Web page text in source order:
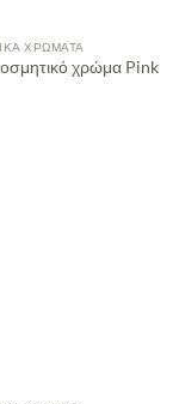
ΧΡΏΜΑΤΑ
χρώμα Pink